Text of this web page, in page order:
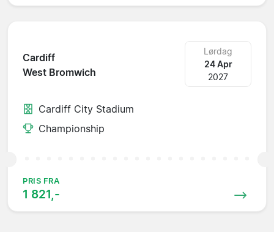
Cardiff
West Bromwich
Lørdag
24 Apr
2027
Cardiff City Stadium
Championship
PRIS FRA
1 821,-